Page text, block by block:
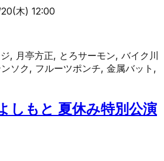
木) 12:00
, 月亭方正, とろサーモン, バイク川
ソク, フルーツポンチ, 金属バット,
しもと 夏休み特別公演